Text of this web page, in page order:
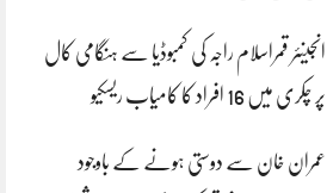
انجینئر قمراسلام راجہ کی کمبوڈیا سے ہنگامی کال
پر چکری میں 16 افراد کا کامیاب ریسکیو
عمران خان سے دوستی ہونے کے باوجود